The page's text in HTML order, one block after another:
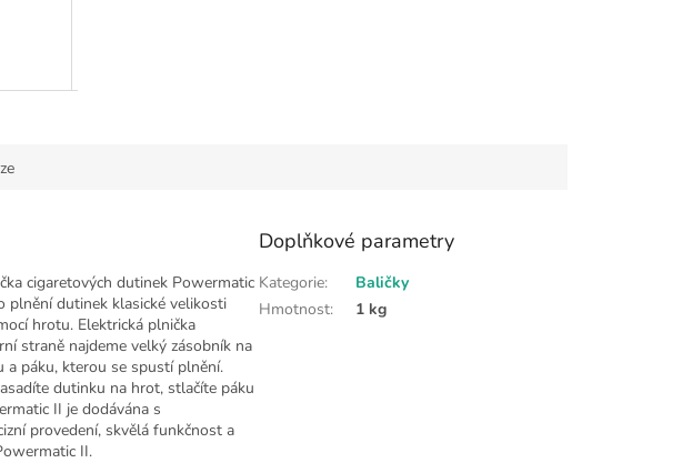
cigaretových dutinek Powermatic
plnění dutinek klasické velikosti
hrotu. Elektrická plnička
straně najdeme velký zásobník na
a páku, kterou se spustí plnění.
dutinku na hrot, stlačíte páku
II je dodávána s
provedení, skvělá funkčnost a
II.
Doplňkové parametry
Kategorie:
Baličky
Hmotnost: 1 kg